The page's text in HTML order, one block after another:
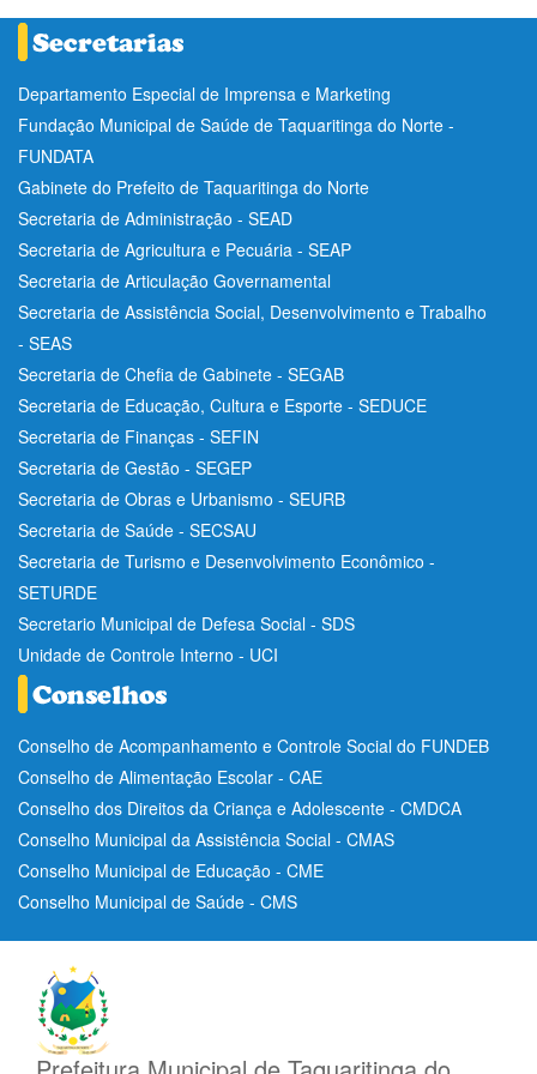
Departamento Especial de Imprensa e Marketing
Fundação Municipal de Saúde de Taquaritinga do Norte -
FUNDATA
Gabinete do Prefeito de Taquaritinga do Norte
Secretaria de Administração - SEAD
Secretaria de Agricultura e Pecuária - SEAP
Secretaria de Articulação Governamental
Secretaria de Assistência Social, Desenvolvimento e Trabalho
- SEAS
Secretaria de Chefia de Gabinete - SEGAB
Secretaria de Educação, Cultura e Esporte - SEDUCE
Secretaria de Finanças - SEFIN
Secretaria de Gestão - SEGEP
Secretaria de Obras e Urbanismo - SEURB
Secretaria de Saúde - SECSAU
Secretaria de Turismo e Desenvolvimento Econômico -
SETURDE
Secretario Municipal de Defesa Social - SDS
Unidade de Controle Interno - UCI
Conselho de Acompanhamento e Controle Social do FUNDEB
Conselho de Alimentação Escolar - CAE
Conselho dos Direitos da Criança e Adolescente - CMDCA
Conselho Municipal da Assistência Social - CMAS
Conselho Municipal de Educação - CME
Conselho Municipal de Saúde - CMS